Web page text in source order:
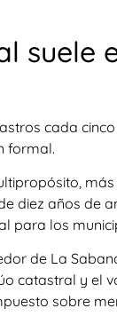
suele
cada
formal.
diez años de
para los
de La
catastral y el
sobre